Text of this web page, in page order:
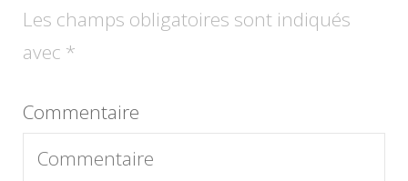
Les champs obligatoires sont indiqués
avec *
Commentaire